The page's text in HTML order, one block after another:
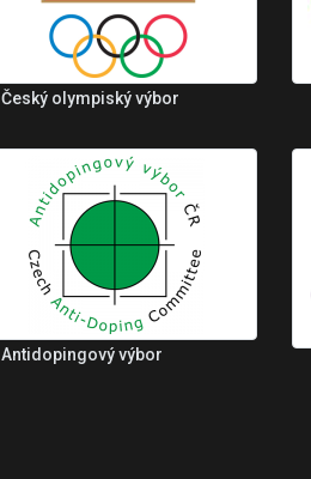
Český olympiský výbor
Antidopingový výbor